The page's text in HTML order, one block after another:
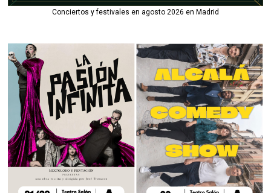
Conciertos y festivales en agosto 2026 en Madrid